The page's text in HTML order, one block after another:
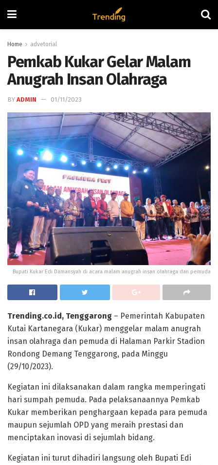
Home advetorial
Pemkab Kukar Gelar Malam
Anugrah Insan Olahraga
BY ADMIN 01/11/2023
Bupati Kukar Edi Damansyah di acara malam anugrah insan olahraga dan pemuda
Trending.co.id, Tenggarong – Pemerintah Kabupaten
Kutai Kartanegara (Kukar) menggelar malam anugrah
insan olahraga dan pemuda di Halaman Parkir Stadion
Rondong Demang Tenggarong, pada Minggu
(29/10/2023).
Kegiatan ini dilaksanakan dalam rangka memperingati
hari sumpah pemuda. Pada pelaksanaannya Pemkab
Kukar memberikan penghargaan kepada para pemuda
maupun sejumlah OPD yang meraih prestasi dan
menciptakan inovasi di sejumlah bidang.
Kegiatan ini turut dihadiri langsung oleh Bupati Edi